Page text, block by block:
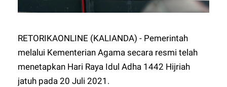
RETORIKAONLINE (KALIANDA) - Pemerintah
melalui Kementerian Agama secara resmi telah
menetapkan Hari Raya Idul Adha 1442 Hijriah
jatuh pada 20 Juli 2021.